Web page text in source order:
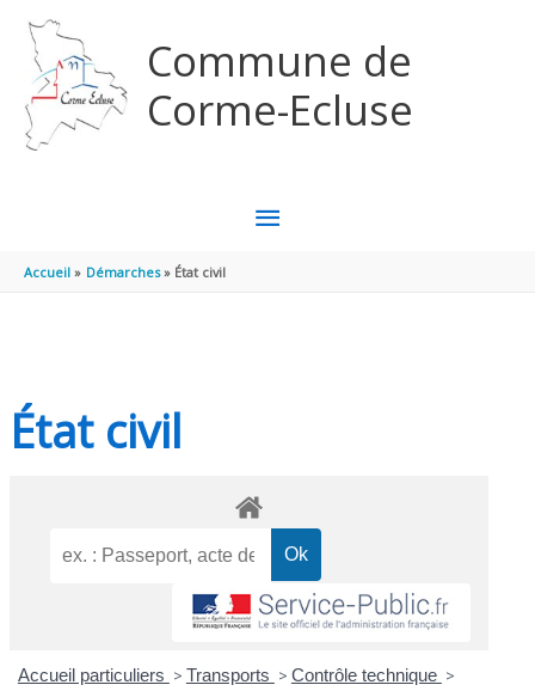
Commune de
Corme-Ecluse
MENU
Accueil Démarches État civil
État civil
Accueil particuliers > Transports > Contrôle technique >